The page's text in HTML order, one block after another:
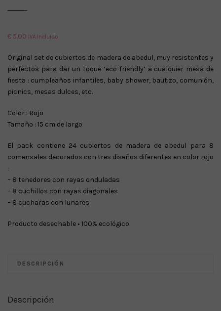
€ 5.00 IVA Incluido
Original set de cubiertos de madera de abedul, muy resistentes y
perfectos para dar un toque ‘eco-friendly’ a cualquier mesa de
fiesta : cumpleaños infantiles, baby shower, bautizo, comunión,
picnics, mesas dulces, etc.
Color : Rojo
Tamaño : 15 cm de largo
El pack contiene 24 cubiertos de madera de abedul para 8
comensales decorados con tres diseños diferentes en color rojo
:
– 8 tenedores con rayas onduladas
– 8 cuchillos con rayas diagonales
– 8 cucharas con lunares
Producto desechable • 100% ecológico.
DESCRIPCIÓN
Descripción